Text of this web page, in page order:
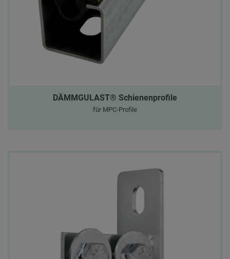
DÄMMGULAST® Schienenprofile
für MPC-Profile